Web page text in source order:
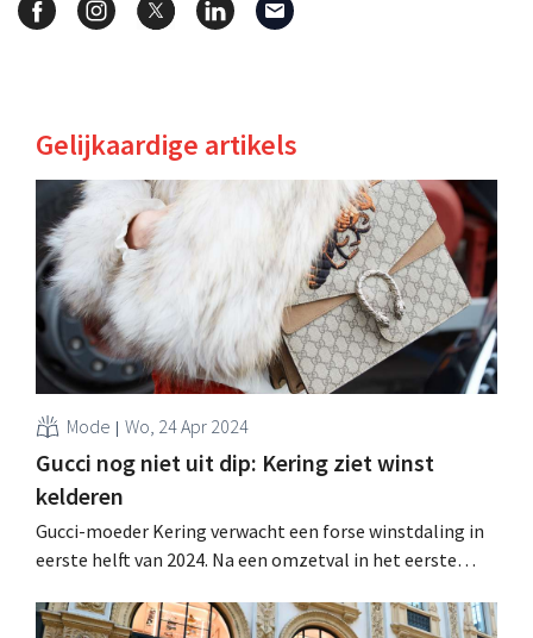
Gelijkaardige artikels
Mode Wo, 24 Apr 2024
Gucci nog niet uit dip: Kering ziet winst
kelderen
Gucci-moeder Kering verwacht een forse winstdaling in
eerste helft van 2024. Na een omzetval in het eerste
de prestaties van de luxegroep aanzienlijk zijn